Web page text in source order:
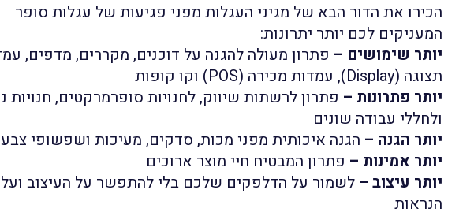
הכירו את הדור הבא של מגיני העגלות מפני פגיעות של עגלות סופר
המעניקים לכם יותר יתרונות:
יותר שימושים – פתרון מעולה להגנה על דוכנים, מקררים, מדפים,
תצוגה (Display), עמדות מכירה (POS) וקו קופות
יותר פתרונות – פתרון לרשתות שיווק, לחנויות סופרמרקטים, חנויות
ולחללי עבודה שונים
יותר הגנה – הגנה איכותית מפני מכות, סדקים, מעיכות ושפשופי צבע
יותר אמינות – פתרון המבטיח חיי מוצר ארוכים
יותר עיצוב – לשמור על הדלפקים שלכם בלי להתפשר על העיצוב ועל
הנראות